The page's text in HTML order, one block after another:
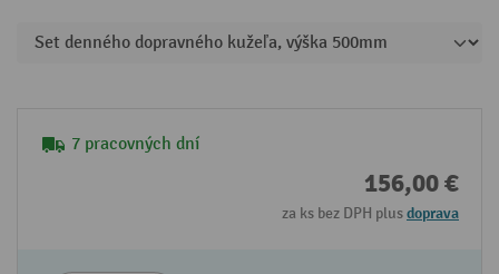
7 pracovných dní
156,00 €
za ks bez DPH plusdoprava